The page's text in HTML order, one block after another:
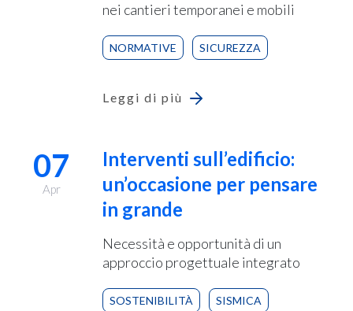
nei cantieri temporanei e mobili
NORMATIVE SICUREZZA
Leggi di più
07
Apr
Interventi sull’edificio:
un’occasione per pensare
in grande
Necessità e opportunità di un
approccio progettuale integrato
SOSTENIBILITÀ SISMICA